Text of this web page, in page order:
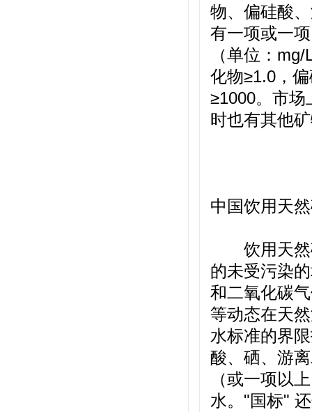
物、偏硅酸
有一项或一
（单位：
化物≥1.0，
≥1000。市
时也有其他
中国饮用天
饮用天然
的未受污染
和二氧化碳
等动态在天
水标准的界
酸、硒、游
（或一项以
水。"国标"